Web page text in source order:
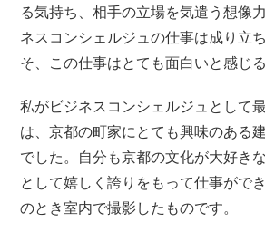
る気持ち、相手の立場を気遣う想像
ネスコンシェルジュの仕事は成り立
そ、この仕事はとても面白いと感じる
私がビジネスコンシェルジュとして
は、京都の町家にとても興味のある
でした。自分も京都の文化が大好き
として嬉しく誇りをもって仕事がで
のとき室内で撮影したものです。